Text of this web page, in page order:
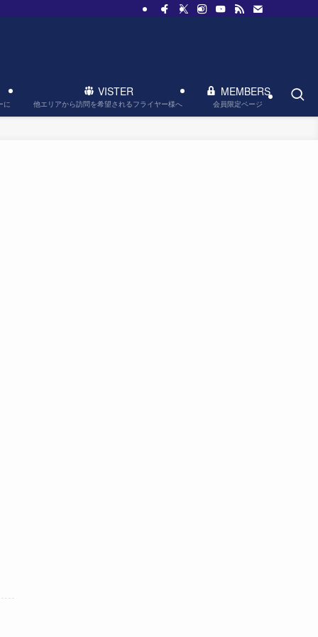
に
VISTER
他エリアから訪問を希望されるフライヤー様へ
MEMBERS
会員限定ページ